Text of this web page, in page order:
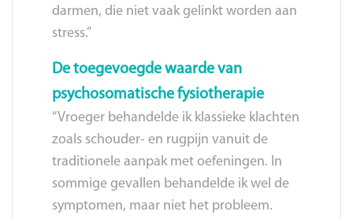
darmen, die niet vaak gelinkt worden aan
stress.”
De toegevoegde waarde van
psychosomatische fysiotherapie
“Vroeger behandelde ik klassieke klachten
zoals schouder- en rugpijn vanuit de
traditionele aanpak met oefeningen. In
sommige gevallen behandelde ik wel de
symptomen, maar niet het probleem.